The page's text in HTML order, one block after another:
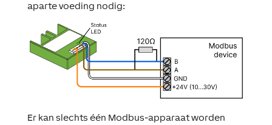
aparte voeding nodig:
Er kan slechts één Modbus-apparaat worden